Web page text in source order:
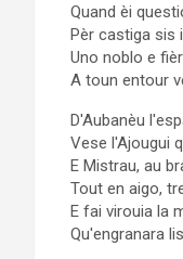
Quand èi
Pèr castiga sis
Uno noblo e
A toun entour
D'Aubanèu
Vese l'Ajougui
E Mistrau, au
Tout en aigo,
E fai virouia la
Qu'engranara